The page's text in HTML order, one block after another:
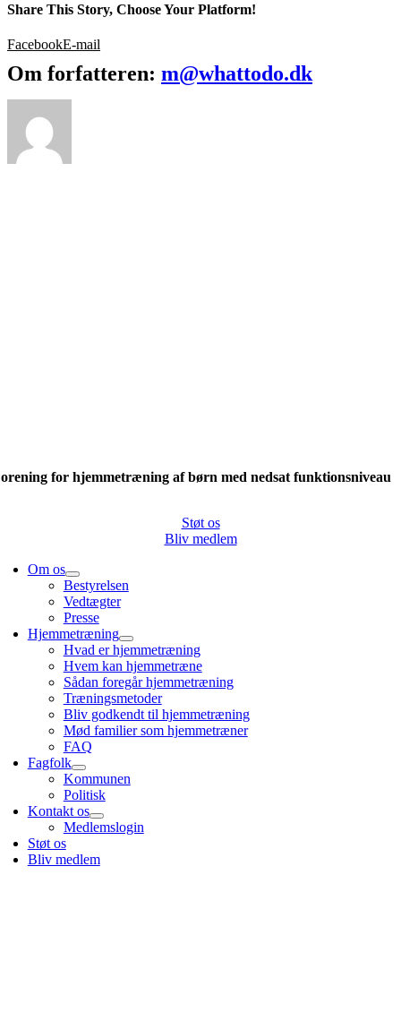
Share This Story, Choose Your Platform!
FacebookE-mail
Om forfatteren: m@whattodo.dk
for hjemmetræning af børn med nedsat funktionsniveau
Støt os
Bliv medlem
Om os
Bestyrelsen
Vedtægter
Presse
Hjemmetræning
Hvad er hjemmetræning
Hvem kan hjemmetræne
Sådan foregår hjemmetræning
Træningsmetoder
Bliv godkendt til hjemmetræning
Mød familier som hjemmetræner
FAQ
Fagfolk
Kommunen
Politisk
Kontakt os
Medlemslogin
Støt os
Bliv medlem